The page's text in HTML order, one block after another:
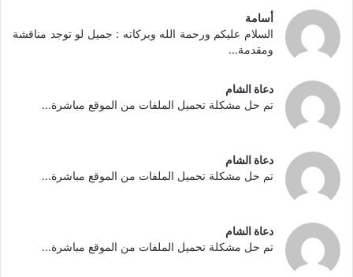
أسامة
السلام عليكم ورحمة الله وبركاته : جميل لو توجد مناقشة
ومقدمة...
دعاة الشام
تم حل مشكلة تحميل الملفات من الموقع مباشرة...
دعاة الشام
تم حل مشكلة تحميل الملفات من الموقع مباشرة...
دعاة الشام
تم حل مشكلة تحميل الملفات من الموقع مباشرة...